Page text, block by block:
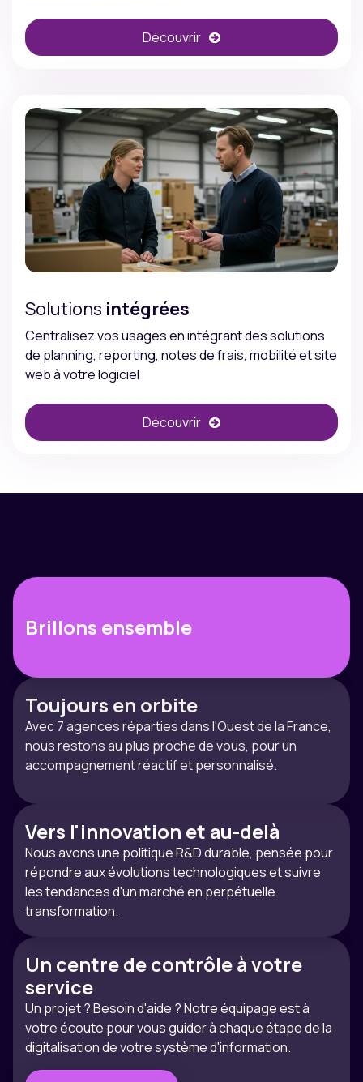
Découvrir
Solutions intégrées
Centralisez vos usages en intégrant des solutions
de planning, reporting, notes de frais, mobilité et site
web à votre logiciel
Découvrir
Un centre de contrôle à votre
service
Un projet ? Besoin d'aide ? Notre équipage est à
votre écoute pour vous guider à chaque étape de la
digitalisation de votre système d'information.
Brillons ensemble
Vers l'innovation et au-delà
Nous avons une politique R&D durable, pensée pour
répondre aux évolutions technologiques et suivre
les tendances d'un marché en perpétuelle
transformation.
Toujours en orbite​
Avec 7 agences réparties dans l'Ouest de la France,
nous restons au plus proche de vous, pour un
accompagnement réactif et personnalisé.